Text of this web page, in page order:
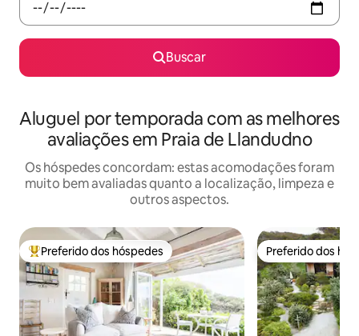
Buscar
Aluguel por temporada com as melhores
avaliações em Praia de Llandudno
Os hóspedes concordam: estas acomodações foram
muito bem avaliadas quanto a localização, limpeza e
outros aspectos.
Entre os melhores preferidos dos hóspedes
Preferido dos hóspedes Preferido dos
Preferido dos